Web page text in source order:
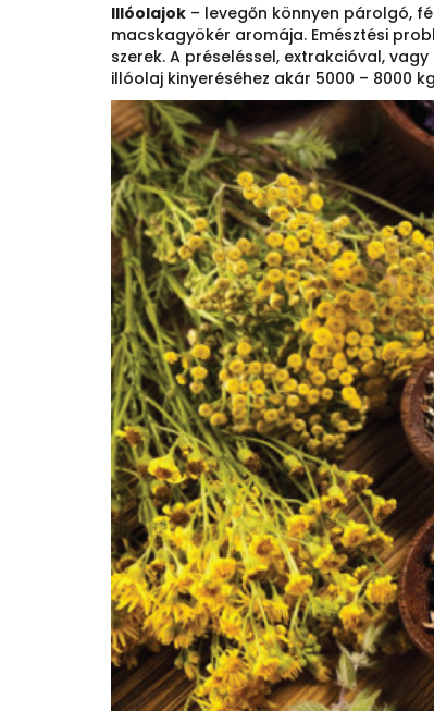
Illóolajok – levegőn könnyen párolgó,
macskagyökér aromája. Emésztési
szerek. A préseléssel, extrakcióval,
illóolaj kinyeréséhez akár 5000 – 8000